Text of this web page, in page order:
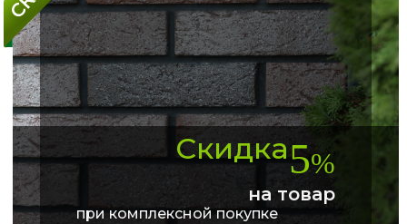
Скидка5%
на товар
при комплексной покупке